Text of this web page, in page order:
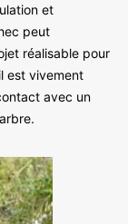
et
peut
réalisable pour
est vivement
avec un